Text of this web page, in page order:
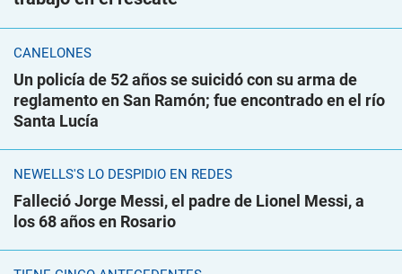
CANELONES
Un policía de 52 años se suicidó con su arma de
reglamento en San Ramón; fue encontrado en el río
Santa Lucía
NEWELLS'S LO DESPIDIÓ EN REDES
Falleció Jorge Messi, el padre de Lionel Messi, a
los 68 años en Rosario